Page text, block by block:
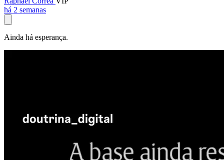
há 2 semanas
Ainda há esperança.